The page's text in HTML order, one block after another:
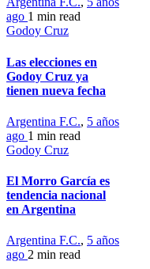
ago 1 min read
Godoy Cruz
Las elecciones en
Godoy Cruz ya
tienen nueva fecha
Argentina F.C., 5 años
ago 1 min read
Godoy Cruz
El Morro García es
tendencia nacional
en Argentina
Argentina F.C., 5 años
ago 2 min read